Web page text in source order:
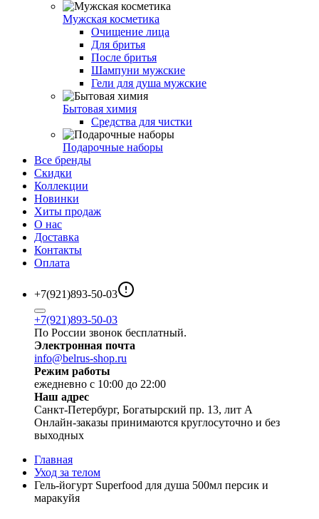
Мужская косметика
Очищение лица
Для бритья
После бритья
Шампуни мужские
Гели для душа мужские
Бытовая химия
Средства для чистки
Подарочные наборы
Все бренды
Скидки
Коллекции
Новинки
Хиты продаж
О нас
Доставка
Контакты
Оплата
+7(921)893-50-03
+7(921)893-50-03
По России звонок бесплатный.
Электронная почта
info@belrus-shop.ru
Режим работы
ежедневно с 10:00 до 22:00
Наш адрес
Санкт-Петербург, Богатырский пр. 13, лит А
Онлайн-заказы принимаются круглосуточно и без
выходных
Главная
Уход за телом
Гель-йогурт Superfood для душа 500мл персик и
маракуйя